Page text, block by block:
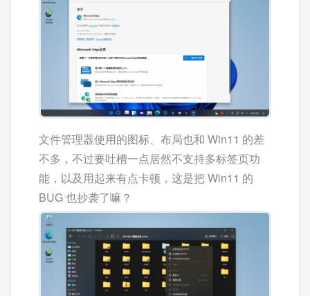
文件管理器使用的图标、布局也和 Win11 的差
不多，不过要吐槽一点居然不支持多标签页功
能，以及用起来有点卡顿，这是把 Win11 的
BUG 也抄袭了嘛？